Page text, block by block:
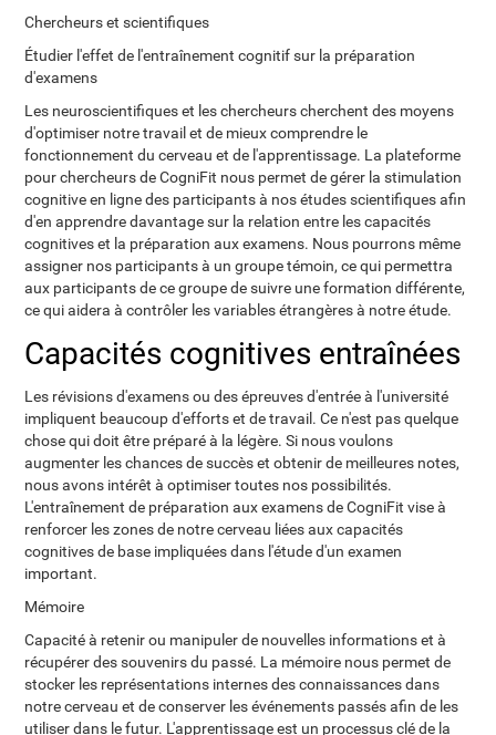
Chercheurs et scientifiques
Étudier l'effet de l'entraînement cognitif sur la préparation
d'examens
Les neuroscientifiques et les chercheurs cherchent des moyens
d'optimiser notre travail et de mieux comprendre le
fonctionnement du cerveau et de l'apprentissage. La plateforme
pour chercheurs de CogniFit nous permet de gérer la stimulation
cognitive en ligne des participants à nos études scientifiques afin
d'en apprendre davantage sur la relation entre les capacités
cognitives et la préparation aux examens. Nous pourrons même
assigner nos participants à un groupe témoin, ce qui permettra
aux participants de ce groupe de suivre une formation différente,
ce qui aidera à contrôler les variables étrangères à notre étude.
Capacités cognitives entraînées
Les révisions d'examens ou des épreuves d'entrée à l'université
impliquent beaucoup d'efforts et de travail. Ce n'est pas quelque
chose qui doit être préparé à la légère. Si nous voulons
augmenter les chances de succès et obtenir de meilleures notes,
nous avons intérêt à optimiser toutes nos possibilités.
L'entraînement de préparation aux examens de CogniFit vise à
renforcer les zones de notre cerveau liées aux capacités
cognitives de base impliquées dans l'étude d'un examen
important.
Mémoire
Capacité à retenir ou manipuler de nouvelles informations et à
récupérer des souvenirs du passé. La mémoire nous permet de
stocker les représentations internes des connaissances dans
notre cerveau et de conserver les événements passés afin de les
utiliser dans le futur. L'apprentissage est un processus clé de la